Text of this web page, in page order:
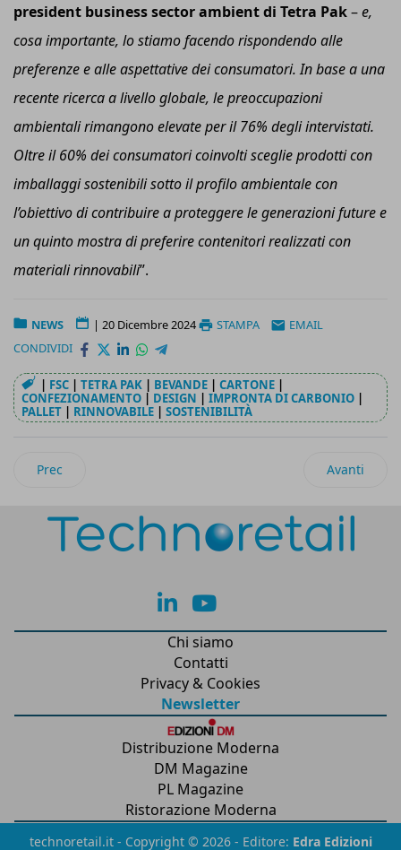
president business sector ambient di Tetra Pak–e,
cosa importante, lo stiamo facendo rispondendo alle
preferenze e alle aspettative dei consumatori. In base a una
recente ricerca a livello globale, le preoccupazioni
ambientali rimangono elevate per il 76% degli intervistati.
Oltre il 60% dei consumatori coinvolti sceglie prodotti con
imballaggi sostenibili sotto il profilo ambientale con
l’obiettivo di contribuire a proteggere le generazioni future e
un quinto mostra di preferire contenitori realizzati con
materiali rinnovabili”.
NEWS | 20 Dicembre 2024 STAMPA
EMAIL
CONDIVIDI
| FSC | TETRA PAK | BEVANDE | CARTONE |
CONFEZIONAMENTO | DESIGN | IMPRONTA DI CARBONIO |
PALLET | RINNOVABILE | SOSTENIBILITÀ
Articolo precedente: Magazzini Gabrielli: a Roma un nuovo
Prec Articolo
Avanti
lk yt
Chi siamo
Contatti
Privacy & Cookies
Newsletter
Distribuzione Moderna
DM Magazine
PL Magazine
Ristorazione Moderna
technoretail.it - Copyright © 2026 - Editore: Edra Edizioni